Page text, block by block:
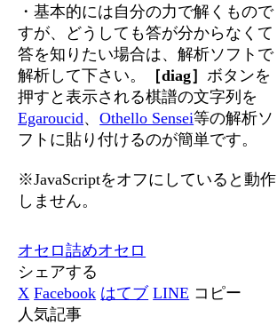
・基本的には自分の力で解くもので
すが、どうしても答が分からなくて
答を知りたい場合は、解析ソフトで
解析して下さい。
［diag］ ボタンを
押すと表示される棋譜の文字列を
Egaroucid、Othello Sensei等の解析ソ
フトに貼り付けるのが簡単です。
※JavaScriptをオフにしていると動作
しません。
オセロ詰めオセロ
シェアする
X Facebook はてブ LINE コピー
人気記事